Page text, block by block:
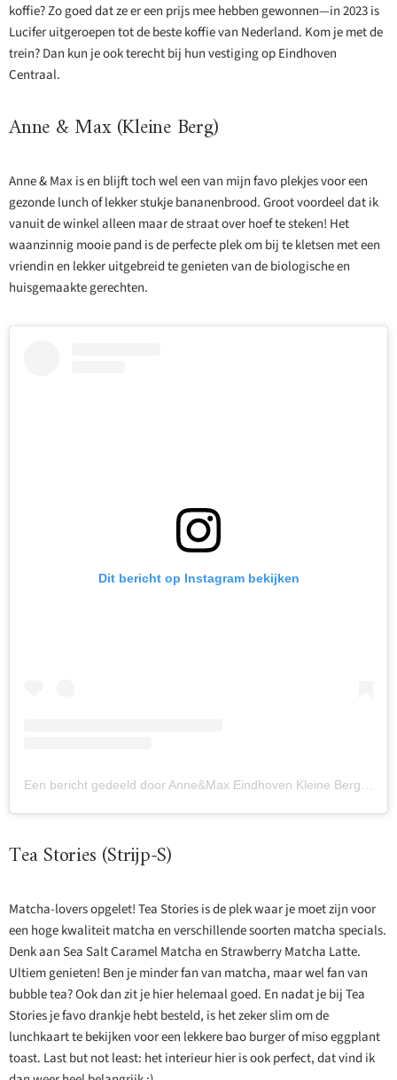
koffie? Zo goed dat ze er een prijs mee hebben gewonnen—in 2023 is
Lucifer uitgeroepen tot de beste koffie van Nederland. Kom je met de
trein? Dan kun je ook terecht bij hun vestiging op Eindhoven
Centraal.
Anne & Max (Kleine Berg)
Anne & Max is en blijft toch wel een van mijn favo plekjes voor een
gezonde lunch of lekker stukje bananenbrood. Groot voordeel dat ik
vanuit de winkel alleen maar de straat over hoef te steken! Het
waanzinnig mooie pand is de perfecte plek om bij te kletsen met een
vriendin en lekker uitgebreid te genieten van de biologische en
huisgemaakte gerechten.
Dit bericht op Instagram bekijken
Een bericht gedeeld door Anne&Max Eindhoven Kleine Berg (@annemaxeindhoven)
Tea Stories (Strijp-S)
Matcha-lovers opgelet! Tea Stories is de plek waar je moet zijn voor
een hoge kwaliteit matcha en verschillende soorten matcha specials.
Denk aan Sea Salt Caramel Matcha en Strawberry Matcha Latte.
Ultiem genieten! Ben je minder fan van matcha, maar wel fan van
bubble tea? Ook dan zit je hier helemaal goed. En nadat je bij Tea
Stories je favo drankje hebt besteld, is het zeker slim om de
lunchkaart te bekijken voor een lekkere bao burger of miso eggplant
toast. Last but not least: het interieur hier is ook perfect, dat vind ik